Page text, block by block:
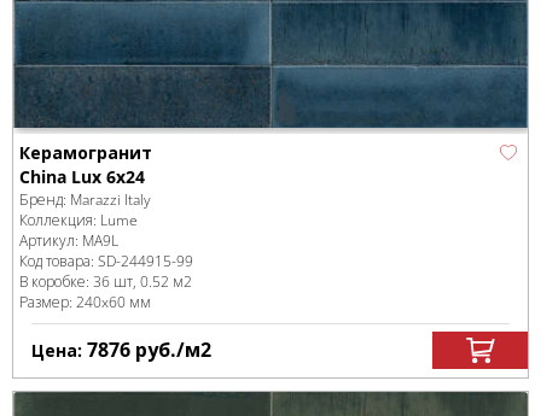
Керамогранит
China Lux 6x24
Бренд: Marazzi Italy
Коллекция: Lume
Артикул: MA9L
Код товара: SD-244915-99
В коробке: 36 шт, 0.52 м2
Размер: 240x60 мм
Цена: 7876 руб./м2